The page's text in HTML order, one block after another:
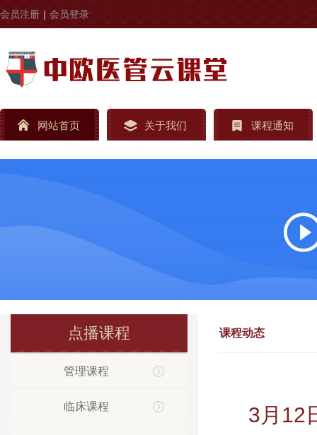
会员注册 ｜ 会员登录
网站首页 关于我们 课程通知
点播课程
管理课程
临床课程
课程动态
3月12